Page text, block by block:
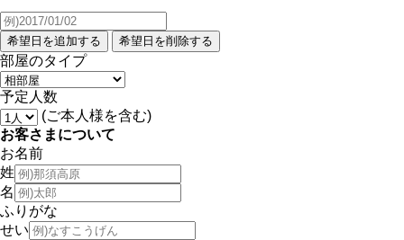
部屋のタイプ
予定人数
(ご本人様を含む)
お客さまについて
お名前
姓
名
ふりがな
せい